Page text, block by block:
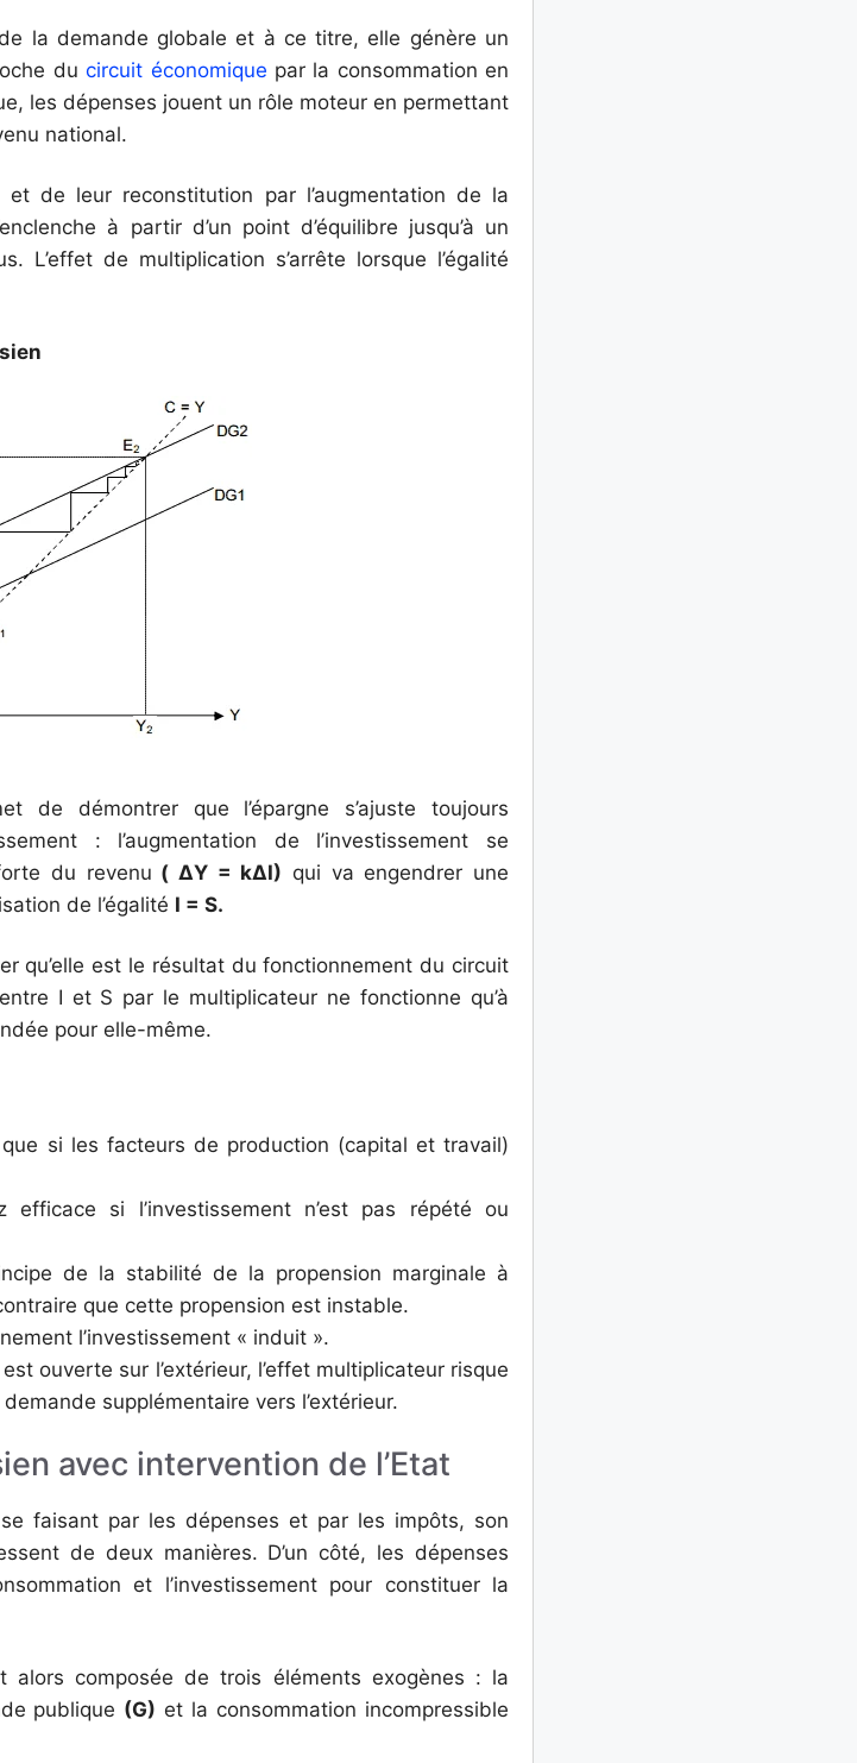
la demande globale et à ce titre, elle génère un
ducircuit économique par la consommation en
les dépenses jouent un rôle moteur en permettant
national.
de leur reconstitution par l’augmentation de la
à partir d’un point d’équilibre jusqu’à un
L’effet de multiplication s’arrête lorsque l’égalité
de démontrer que l’épargne s’ajuste toujours
: l’augmentation de l’investissement se
du revenu ( ΔY = kΔI) qui va engendrer une
de l’égalité I = S.
qu’elle est le résultat du fonctionnement du circuit
I et S par le multiplicateur ne fonctionne qu’à
pour elle-même.
si les facteurs de production (capital et travail)
efficace si l’investissement n’est pas répété ou
de la stabilité de la propension marginale à
que cette propension est instable.
l’investissement « induit ».
ouverte sur l’extérieur, l’effet multiplicateur risque
supplémentaire vers l’extérieur.
avec intervention de l’Etat
se faisant par les dépenses et par les impôts, son
de deux manières. D’un côté, les dépenses
et l’investissement pour constituer la
composée de trois éléments exogènes : la
publique (G) et la consommation incompressible